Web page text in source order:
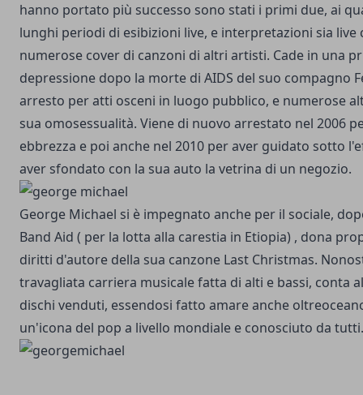
hanno portato più successo sono stati i primi due, ai
lunghi periodi di esibizioni live, e interpretazioni sia live
numerose cover di canzoni di altri artisti. Cade in una
depressione dopo la morte di AIDS del suo compagno
arresto per atti osceni in luogo pubblico, e numerose
sua omosessualità. Viene di nuovo arrestato nel 2006
ebbrezza e poi anche nel 2010 per aver guidato sotto
aver sfondato con la sua auto la vetrina di un negozio.
George Michael si è impegnato anche per il sociale,
Band Aid ( per la lotta alla carestia in Etiopia) , dona
diritti d'autore della sua canzone Last Christmas.
travagliata carriera musicale fatta di alti e bassi, conta
dischi venduti, essendosi fatto amare anche
un'icona del pop a livello mondiale e conosciuto da tutti.